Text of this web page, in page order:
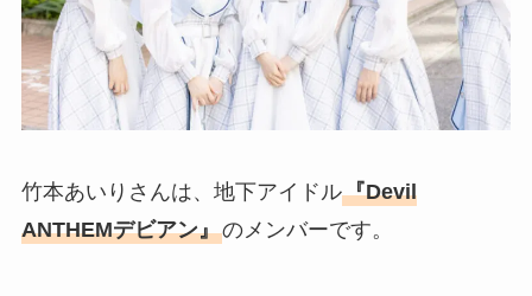
竹本あいりさんは、地下アイドル『Devil
ANTHEMデビアン』のメンバーです。